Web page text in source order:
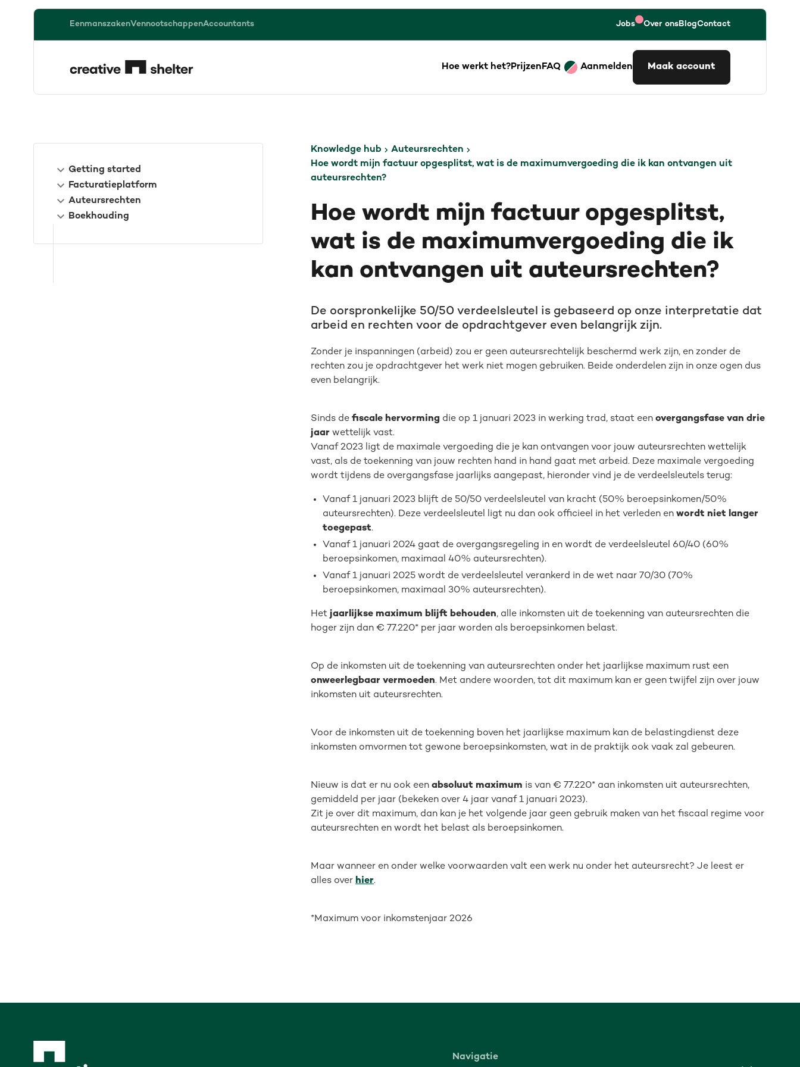
EenmanszakenVennootschappenAccountants Jobs Over onsBlogContact
Hoe werkt het?PrijzenFAQ Aanmelden Maak account
Getting started
Facturatieplatform
Auteursrechten
Boekhouding
Knowledge hub
Auteursrechten
Hoe wordt mijn factuur opgesplitst, wat is de maximumvergoeding die ik kan ontvangen uit
auteursrechten?
Hoe wordt mijn factuur opgesplitst,
wat is de maximumvergoeding die ik
kan ontvangen uit auteursrechten?
De oorspronkelijke 50/50 verdeelsleutel is gebaseerd op onze interpretatie dat
arbeid en rechten voor de opdrachtgever even belangrijk zijn.
Zonder je inspanningen (arbeid) zou er geen auteursrechtelijk beschermd werk zijn, en zonder de
rechten zou je opdrachtgever het werk niet mogen gebruiken. Beide onderdelen zijn in onze ogen dus
even belangrijk.
Sinds de fiscale hervorming die op 1 januari 2023 in werking trad, staat een overgangsfase van drie
jaar wettelijk vast.
Vanaf 2023 ligt de maximale vergoeding die je kan ontvangen voor jouw auteursrechten wettelijk
vast, als de toekenning van jouw rechten hand in hand gaat met arbeid. Deze maximale vergoeding
wordt tijdens de overgangsfase jaarlijks aangepast, hieronder vind je de verdeelsleutels terug:
Vanaf 1 januari 2023 blijft de 50/50 verdeelsleutel van kracht (50% beroepsinkomen/50%
auteursrechten). Deze verdeelsleutel ligt nu dan ook officieel in het verleden en wordt niet langer
toegepast.
Vanaf 1 januari 2024 gaat de overgangsregeling in en wordt de verdeelsleutel 60/40 (60%
beroepsinkomen, maximaal 40% auteursrechten).
Vanaf 1 januari 2025 wordt de verdeelsleutel verankerd in de wet naar 70/30 (70%
beroepsinkomen, maximaal 30% auteursrechten).
Het jaarlijkse maximum blijft behouden, alle inkomsten uit de toekenning van auteursrechten die
hoger zijn dan € 77.220* per jaar worden als beroepsinkomen belast.
Op de inkomsten uit de toekenning van auteursrechten onder het jaarlijkse maximum rust een
onweerlegbaar vermoeden. Met andere woorden, tot dit maximum kan er geen twijfel zijn over jouw
inkomsten uit auteursrechten.
Voor de inkomsten uit de toekenning boven het jaarlijkse maximum kan de belastingdienst deze
inkomsten omvormen tot gewone beroepsinkomsten, wat in de praktijk ook vaak zal gebeuren.
Nieuw is dat er nu ook een absoluut maximum is van € 77.220* aan inkomsten uit auteursrechten,
gemiddeld per jaar (bekeken over 4 jaar vanaf 1 januari 2023).
Zit je over dit maximum, dan kan je het volgende jaar geen gebruik maken van het fiscaal regime voor
auteursrechten en wordt het belast als beroepsinkomen.
Maar wanneer en onder welke voorwaarden valt een werk nu onder het auteursrecht? Je leest er
alles over hier.
*Maximum voor inkomstenjaar 2026
Navigatie